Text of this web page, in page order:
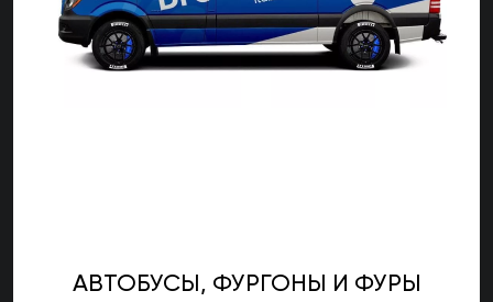
АВТОБУСЫ, ФУРГОНЫ И ФУРЫ